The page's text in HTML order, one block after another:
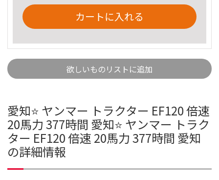
カートに入れる
欲しいものリストに追加
愛知⭐️ ヤンマー トラクター EF120 倍速
20馬力 377時間 愛知⭐️ ヤンマー トラク
ター EF120 倍速 20馬力 377時間 愛知
の詳細情報